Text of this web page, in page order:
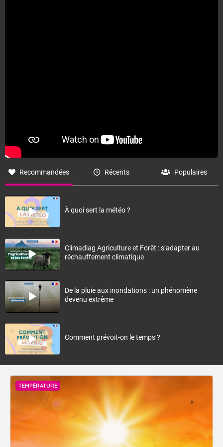
Recommandées Récents Populaires
À quoi sert la météo ?
Climadiag Agriculture et Forêt : s’adapter au
réchauffement climatique
De la pluie aux inondations : un phénomène
devenu extrême
Comment prévoit-on le temps ?
TEMPÉRATURE